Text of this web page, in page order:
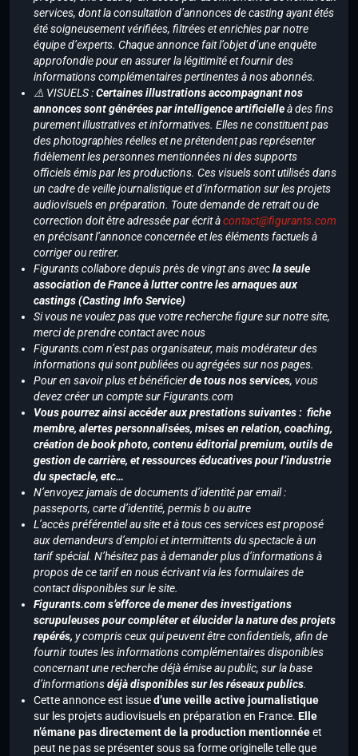
services, dont la consultation d’annonces de casting ayant étés
été soigneusement vérifiées, filtrées et enrichies par notre
équipe d’experts. Chaque annonce fait l’objet d’une enquête
approfondie pour en assurer la légitimité et fournir des
informations complémentaires pertinentes à nos abonnés.
⚠️ VISUELS :Certaines illustrations accompagnant nos
annonces sont générées par intelligence artificielleà des fins
purement illustratives et informatives. Elles ne constituent pas
des photographies réelles et ne prétendent pas représenter
fidèlement les personnes mentionnées ni des supports
officiels émis par les productions. Ces visuels sont utilisés dans
un cadre de veille journalistique et d’information sur les projets
audiovisuels en préparation. Toute demande de retrait ou de
correction doit être adressée par écrit àcontact@figurants.com
en précisant l’annonce concernée et les éléments factuels à
corriger ou retirer.
Figurants collabore depuis près de vingt ans avecla seule
association de France à lutter contre les arnaques aux
castings (Casting Info Service)
Si vous ne voulez pas que votre recherche figure sur notre site,
merci de prendre contact avec nous
Figurants.com n’est pas organisateur, mais modérateur des
informations qui sont publiées ou agrégées sur nos pages.
Pour en savoir plus et bénéficierde tous nos services, vous
devez créer un compte sur Figurants.com
Vous pourrez ainsi accéder aux prestations suivantes : fiche
membre, alertes personnalisées, mises en relation, coaching,
création de book photo, contenu éditorial premium, outils de
gestion de carrière, et ressources éducatives pour l’industrie
du spectacle, etc…
N’envoyez jamais de documents d’identité par email :
passeports, carte d’identité, permis b ou autre
L’accès préférentiel au site et à tous ces services est proposé
aux demandeurs d’emploi et intermittents du spectacle à un
tarif spécial. N’hésitez pas à demander plus d’informations à
propos de ce tarif en nous écrivant via les formulaires de
contact disponibles sur le site.
Figurants.com s’efforce de mener des investigations
scrupuleuses pour compléter et élucider la nature des projets
repérés, y compris ceux qui peuvent être confidentiels, afin de
fournir toutes les informations complémentaires disponibles
concernant une recherche déjà émise au public, sur la base
d’informationsdéjà disponibles sur les réseaux publics.
Cette annonce est issued’une veille active journalistique
sur les projets audiovisuels en préparation en France. Elle
n’émane pas directement de la production mentionnéeet
peut ne pas se présenter sous sa forme originelle telle que